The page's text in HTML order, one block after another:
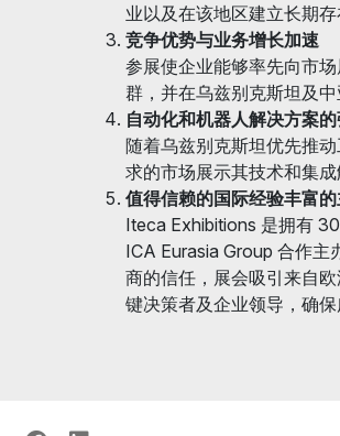
展后结果
官方目录
业以及在该地区建立长期
竞争优势与业务增长加速
参展使企业能够率先向市
群，并在乌兹别克斯坦及
自动化和机器人解决方案
随着乌兹别克斯坦优先推
求的市场展示其技术和集
值得信赖的国际经验丰富
Iteca Exhibitions 是拥有
ICA Eurasia Group 合作主
商的信任，展会吸引来自
键决策者及企业领导，确